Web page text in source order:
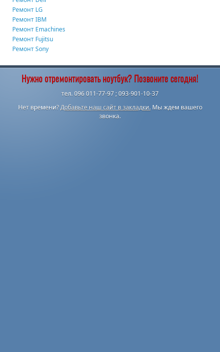
Ремонт LG
Ремонт IBM
Ремонт Emachines
Ремонт Fujitsu
Ремонт Sony
Нужно отремонтировать ноутбук? Позвоните сегодня!
тел. 096 011-77-97 ; 093-901-10-37
Нет времени?Добавьте наш сайт в закладки.Мы ждем вашего
звонка.